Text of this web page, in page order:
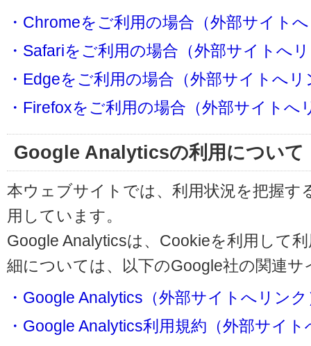
・Chromeをご利用の場合（外部サイト
・Safariをご利用の場合（外部サイトへ
・Edgeをご利用の場合（外部サイトへリ
・Firefoxをご利用の場合（外部サイトへ
Google Analyticsの利用について
本ウェブサイトでは、利用状況を把握す
用しています。
Google Analyticsは、Cookieを利用して
細については、以下のGoogle社の関連
・Google Analytics（外部サイトへリンク
・Google Analytics利用規約（外部サイ